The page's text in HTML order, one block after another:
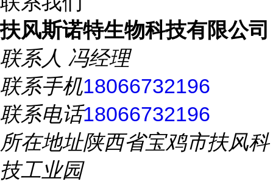
扶风斯诺特生物科技有限公司
联系人 冯经理
联系手机18066732196
联系电话18066732196
所在地址陕西省宝鸡市扶风科
技工业园